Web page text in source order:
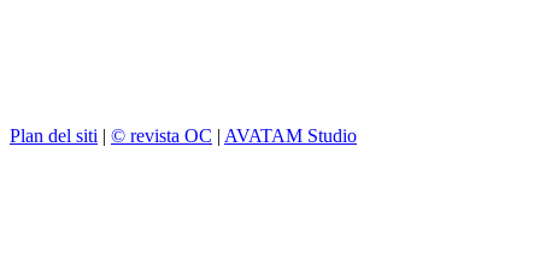
Plan del siti | © revista OC | AVATAM Studio